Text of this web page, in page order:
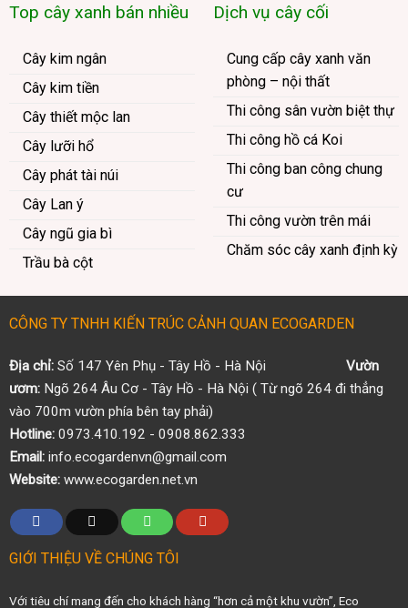
Top cây xanh bán nhiều
Cây kim ngân
Cây kim tiền
Cây thiết mộc lan
Cây lưỡi hổ
Cây phát tài núi
Cây Lan ý
Cây ngũ gia bì
Trầu bà cột
Dịch vụ cây cối
Cung cấp cây xanh văn
phòng – nội thất
Thi công sân vườn biệt thự
Thi công hồ cá Koi
Thi công ban công chung
cư
Thi công vườn trên mái
Chăm sóc cây xanh định kỳ
CÔNG TY TNHH KIẾN TRÚC CẢNH QUAN ECOGARDEN
Địa chỉ:Số 147 Yên Phụ - Tây Hồ - Hà Nội Vườn
ươm:Ngõ 264 Âu Cơ - Tây Hồ - Hà Nội ( Từ ngõ 264 đi thẳng
vào 700m vườn phía bên tay phải)
Hotline:0973.410.192 - 0908.862.333
Email:info.ecogardenvn@gmail.com
Website:www.ecogarden.net.vn
GIỚI THIỆU VỀ CHÚNG TÔI
Với tiêu chí mang đến cho khách hàng “hơn cả một khu vườn”, Eco